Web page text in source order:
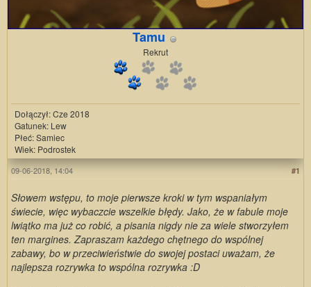
Tamu
Rekrut
Dołączył: Cze 2018
Gatunek: Lew
Płeć: Samiec
Wiek: Podrostek
#1
09-06-2018, 14:04
Słowem wstępu, to moje pierwsze kroki w tym wspaniałym
świecie, więc wybaczcie wszelkie błędy. Jako, że w fabule moje
lwiątko ma już co robić, a pisania nigdy nie za wiele stworzyłem
ten margines. Zapraszam każdego chętnego do wspólnej
zabawy, bo w przeciwieństwie do swojej postaci uważam, że
najlepsza rozrywka to wspólna rozrywka :D